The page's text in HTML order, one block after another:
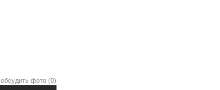
обсудить фото (0)